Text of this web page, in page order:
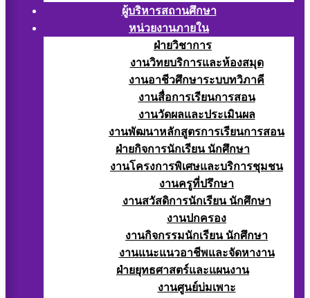
ผู้บริหารสถานศึกษา
หน่วยงานภายใน
ฝ่ายวิชาการ
งานวิทยบริการและห้องสมุด
งานอาชีวศึกษาระบบทวิภาคี
งานสื่อการเรียนการสอน
งานวัดผลและประเมินผล
งานพัฒนาหลักสูตรการเรียนการสอน
ฝ่ายกิจการนักเรียน นักศึกษา
งานโครงการพิเศษและบริการชุมชน
งานครูที่ปรึกษา
งานสวัสดิการนักเรียน นักศึกษา
งานปกครอง
งานกิจกรรมนักเรียน นักศึกษา
งานแนะแนวอาชีพและจัดหางาน
ฝ่ายยุทธศาสตร์และแผนงาน
งานศูนย์บ่มเพาะ